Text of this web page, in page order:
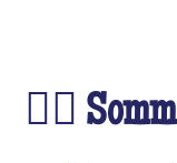
🕵️‍♂️